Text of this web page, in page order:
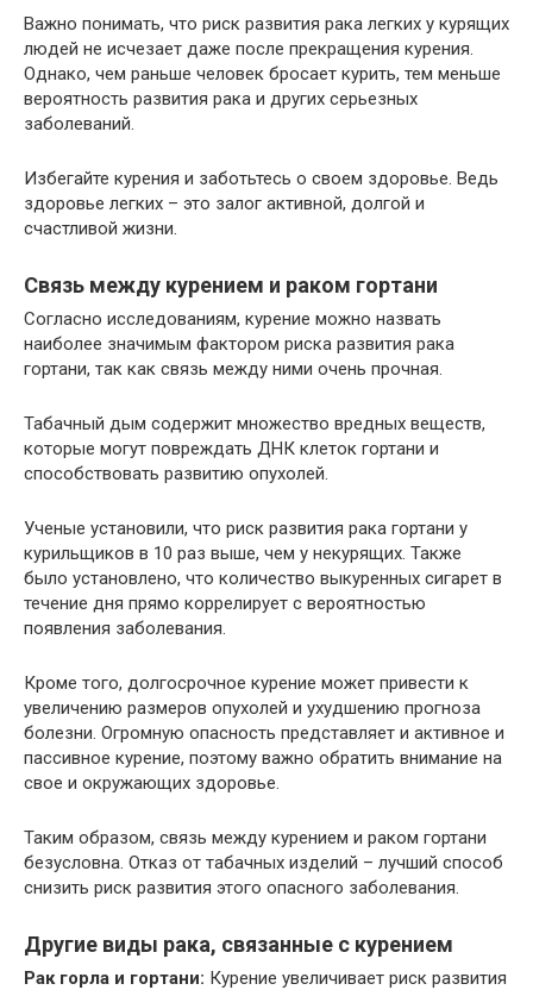
Важно понимать, что риск развития рака легких у курящих
людей не исчезает даже после прекращения курения.
Однако, чем раньше человек бросает курить, тем меньше
вероятность развития рака и других серьезных
заболеваний.
Избегайте курения и заботьтесь о своем здоровье. Ведь
здоровье легких – это залог активной, долгой и
счастливой жизни.
Связь между курением и раком гортани
Согласно исследованиям, курение можно назвать
наиболее значимым фактором риска развития рака
гортани, так как связь между ними очень прочная.
Табачный дым содержит множество вредных веществ,
которые могут повреждать ДНК клеток гортани и
способствовать развитию опухолей.
Ученые установили, что риск развития рака гортани у
курильщиков в 10 раз выше, чем у некурящих. Также
было установлено, что количество выкуренных сигарет в
течение дня прямо коррелирует с вероятностью
появления заболевания.
Кроме того, долгосрочное курение может привести к
увеличению размеров опухолей и ухудшению прогноза
болезни. Огромную опасность представляет и активное и
пассивное курение, поэтому важно обратить внимание на
свое и окружающих здоровье.
Таким образом, связь между курением и раком гортани
безусловна. Отказ от табачных изделий – лучший способ
снизить риск развития этого опасного заболевания.
Другие виды рака, связанные с курением
Рак горла и гортани: Курение увеличивает риск развития